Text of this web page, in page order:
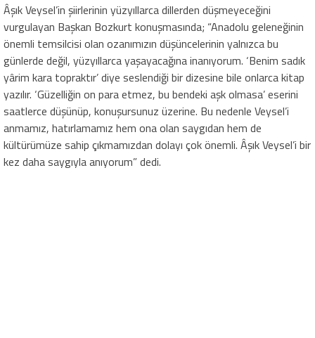
Âşık Veysel’in şiirlerinin yüzyıllarca dillerden düşmeyeceğini
vurgulayan Başkan Bozkurt konuşmasında; “Anadolu geleneğinin
önemli temsilcisi olan ozanımızın düşüncelerinin yalnızca bu
günlerde değil, yüzyıllarca yaşayacağına inanıyorum. ‘Benim sadık
yârim kara topraktır’ diye seslendiği bir dizesine bile onlarca kitap
yazılır. ‘Güzelliğin on para etmez, bu bendeki aşk olmasa’ eserini
saatlerce düşünüp, konuşursunuz üzerine. Bu nedenle Veysel’i
anmamız, hatırlamamız hem ona olan saygıdan hem de
kültürümüze sahip çıkmamızdan dolayı çok önemli. Âşık Veysel’i bir
kez daha saygıyla anıyorum” dedi.